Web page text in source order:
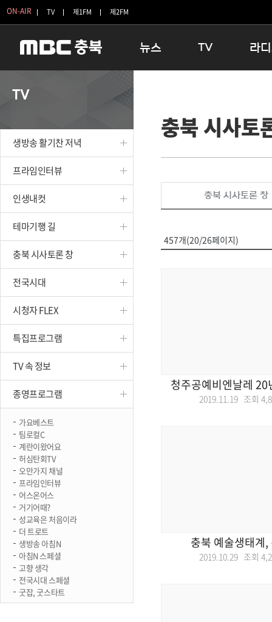
ON-AIR TV 제1FM 제2FM
뉴스
보은
옥천
TV
인생내컷
테마기행 길
시청자 FLEX
특집프로그램
라
16:00
우리 고
TV
생방송 활기찬 저녁
프라임인터뷰
인생내컷
테마기행 길
충북 시사토론 창
전국시대
시청자 FLEX
특집프로그램
TV 속 정보
종영프로그램
가요베스트
팀로컬C
계란이왔어요
허심탄회TV
오만가지 채널
프라임인터뷰
어스온어스
거기어때?
성교육은 처음이라
더 트로트
생방송 아침N
아침N 스페셜
고향 생각
전국시대 스페셜
굿잡, 굿스타트
충북 시사토
충북 시사토론 창
457개(20/26페이지)
청주공예비엔날레 20
2019.11.19 조회
충북 예술생태계,
2019.10.29 조회